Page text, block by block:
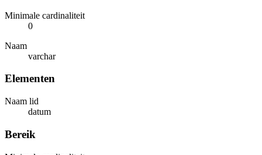
Minimale cardinaliteit
0
Naam
varchar
Elementen
Naam lid
datum
Bereik